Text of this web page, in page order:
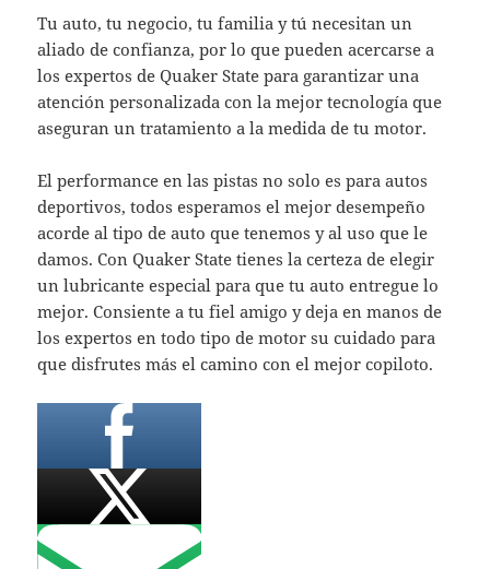
Tu auto, tu negocio, tu familia y tú necesitan un
aliado de confianza, por lo que pueden acercarse a
los expertos de Quaker State para garantizar una
atención personalizada con la mejor tecnología que
aseguran un tratamiento a la medida de tu motor.
El performance en las pistas no solo es para autos
deportivos, todos esperamos el mejor desempeño
acorde al tipo de auto que tenemos y al uso que le
damos. Con Quaker State tienes la certeza de elegir
un lubricante especial para que tu auto entregue lo
mejor. Consiente a tu fiel amigo y deja en manos de
los expertos en todo tipo de motor su cuidado para
que disfrutes más el camino con el mejor copiloto.